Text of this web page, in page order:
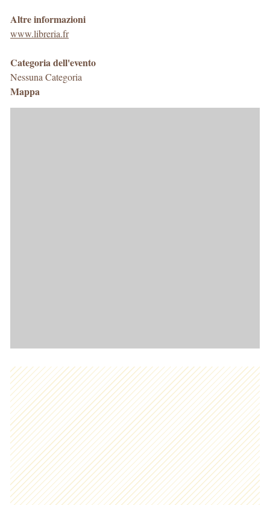
Altre informazioni
www.libreria.fr
Categoria dell'evento
Nessuna Categoria
Mappa